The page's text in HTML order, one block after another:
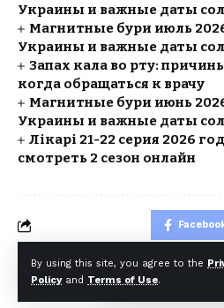
By using this site, you agree to the
Policyand Terms of Use.
Украины и важные даты
Магнитные бури июль
Украины и важные даты
Запах кала во рту:
когда обращаться к врачу
Магнитные бури июнь
Украины и важные даты
Лікарі 21-22 серия 2026
смотреть 2 сезон онлайн
© Foxiz News Network. Ruby Design